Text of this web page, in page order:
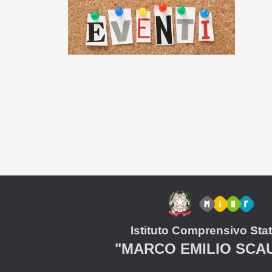
Istituto Comprensivo
"MARCO EMILIO